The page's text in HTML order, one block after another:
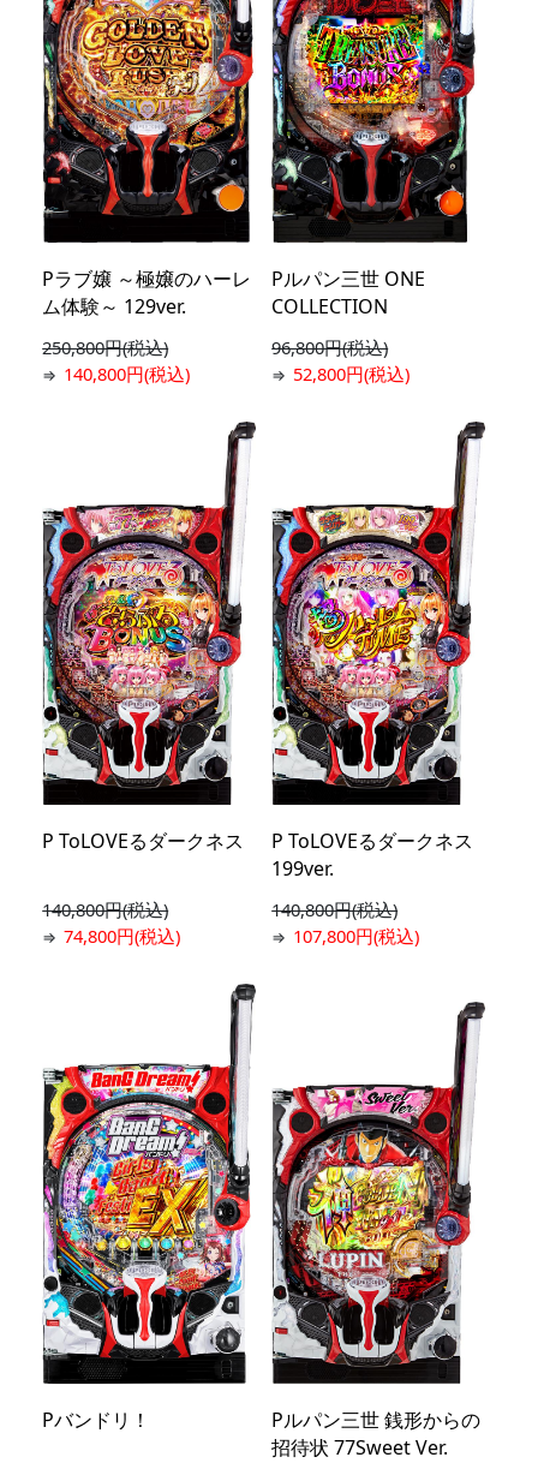
Pラブ嬢 ～極嬢のハーレ
ム体験～ 129ver.
250,800円(税込)
⇒ 140,800円(税込)
Pルパン三世 ONE
COLLECTION
96,800円(税込)
⇒ 52,800円(税込)
P ToLOVEるダークネス
140,800円(税込)
⇒74,800円(税込)
P ToLOVEるダークネス
199ver.
140,800円(税込)
⇒ 107,800円(税込)
Pバンドリ！
Pルパン三世 銭形からの
招待状 77Sweet Ver.